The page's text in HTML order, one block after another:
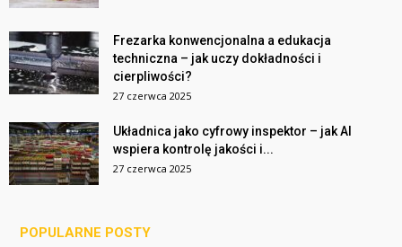
Frezarka konwencjonalna a edukacja
techniczna – jak uczy dokładności i
cierpliwości?
27 czerwca 2025
Układnica jako cyfrowy inspektor – jak AI
wspiera kontrolę jakości i...
27 czerwca 2025
POPULARNE POSTY